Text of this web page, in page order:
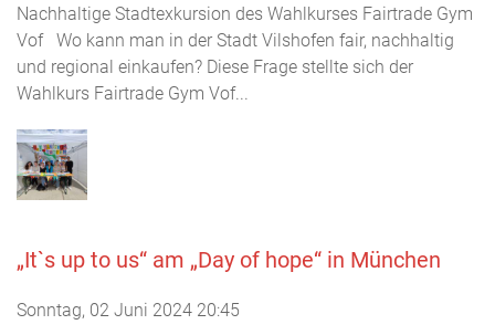
Nachhaltige Stadtexkursion des Wahlkurses Fairtrade Gym
Vof Wo kann man in der Stadt Vilshofen fair, nachhaltig
und regional einkaufen? Diese Frage stellte sich der
Wahlkurs Fairtrade Gym Vof...
„It`s up to us“ am „Day of hope“ in München
Sonntag, 02 Juni 2024 20:45